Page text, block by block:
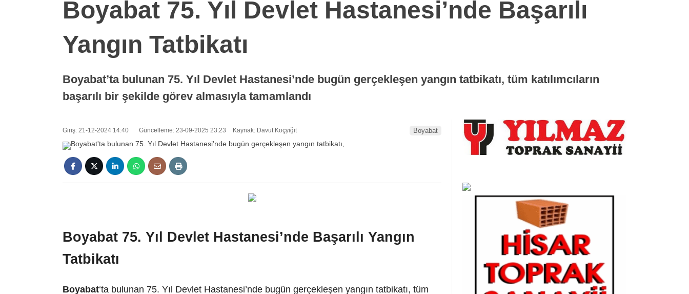
Boyabat 75. Yıl Devlet Hastanesi’nde Başarılı
Yangın Tatbikatı
Boyabat’ta bulunan 75. Yıl Devlet Hastanesi’nde bugün gerçekleşen yangın tatbikatı, tüm katılımcıların
başarılı bir şekilde görev almasıyla tamamlandı
Giriş: 21-12-2024 14:40 Güncelleme: 23-09-2025 23:23 Kaynak: Davut Koçyiğit Boyabat
Boyabat 75. Yıl Devlet Hastanesi’nde Başarılı Yangın
Tatbikatı
Boyabat‘ta bulunan 75. Yıl Devlet Hastanesi’nde bugün gerçekleşen yangın tatbikatı, tüm